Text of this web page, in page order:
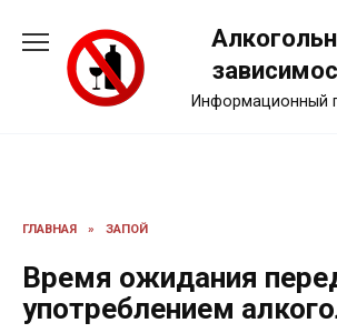
содержанию
Информационный
ГЛАВНАЯ » ЗАПОЙ
Время ожидания
употреблением